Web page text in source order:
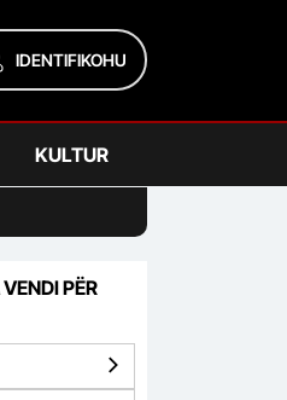
IDENTIFIKOHU
KULTUR
PËR